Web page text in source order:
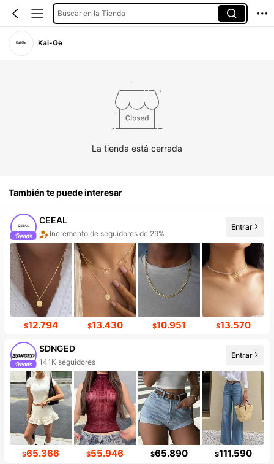
Buscar en la Tienda
Kai-Ge
La tienda está cerrada
También te puede interesar
CEEAL
10+ Nuevo
Entrar
$12.794 $13.430 $10.951 $13.570
SDNGED
10+ Nuevo
Entrar
$65.366 $55.946 $65.890 $111.590